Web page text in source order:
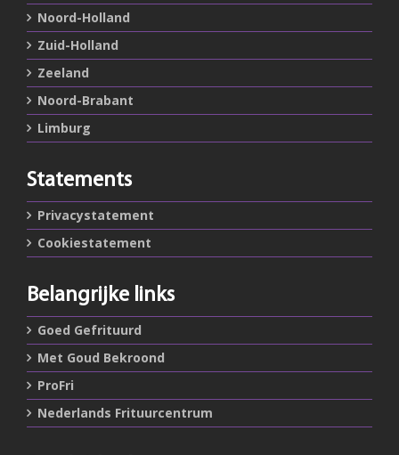
Noord-Holland
Zuid-Holland
Zeeland
Noord-Brabant
Limburg
Statements
Privacystatement
Cookiestatement
Belangrijke links
Goed Gefrituurd
Met Goud Bekroond
ProFri
Nederlands Frituurcentrum